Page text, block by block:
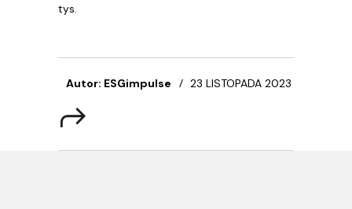
tys.
Autor: ESGimpulse 23 LISTOPADA 2023